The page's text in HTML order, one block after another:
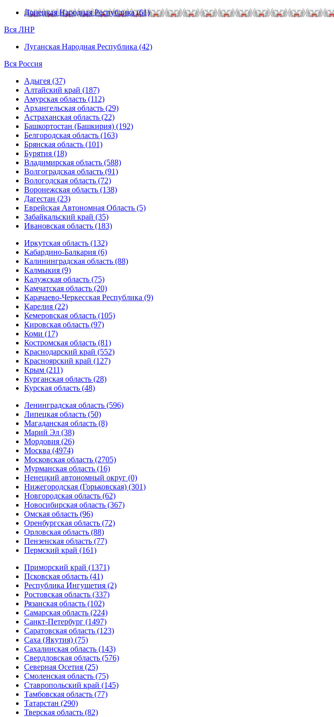
Донецкая Народная Республика (61)
Вся ЛНР
Луганская Народная Республика (42)
Вся Россия
Адыгея (37)
Алтайский край (187)
Амурская область (112)
Архангельская область (29)
Астраханская область (22)
Башкортостан (Башкирия) (192)
Белгородская область (163)
Брянская область (101)
Бурятия (18)
Владимирская область (588)
Волгоградская область (91)
Вологодская область (72)
Воронежская область (138)
Дагестан (23)
Еврейская Автономная Область (5)
Забайкальский край (35)
Ивановская область (183)
Иркутская область (132)
Кабардино-Балкария (6)
Калининградская область (88)
Калмыкия (9)
Калужская область (75)
Камчатская область (20)
Карачаево-Черкесская Республика (9)
Карелия (22)
Кемеровская область (105)
Кировская область (97)
Коми (17)
Костромская область (81)
Краснодарский край (552)
Красноярский край (127)
Крым (211)
Курганская область (28)
Курская область (48)
Ленинградская область (596)
Липецкая область (50)
Магаданская область (8)
Марий Эл (38)
Мордовия (26)
Москва (4974)
Московская область (2705)
Мурманская область (16)
Ненецкий автономный округ (0)
Нижегородская (Горьковская) (301)
Новгородская область (62)
Новосибирская область (367)
Омская область (96)
Оренбургская область (72)
Орловская область (88)
Пензенская область (77)
Пермский край (161)
Приморский край (1371)
Псковская область (41)
Республика Ингушетия (2)
Ростовская область (337)
Рязанская область (102)
Самарская область (224)
Санкт-Петербург (1497)
Саратовская область (123)
Саха (Якутия) (75)
Сахалинская область (143)
Свердловская область (576)
Северная Осетия (25)
Смоленская область (75)
Ставропольский край (145)
Тамбовская область (77)
Татарстан (290)
Тверская область (82)